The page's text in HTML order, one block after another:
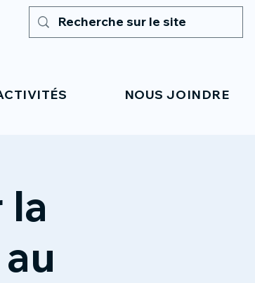
NOUS JOINDRE
la